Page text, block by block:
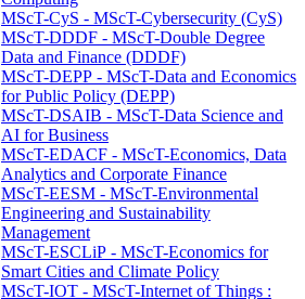
MScT-CyS - MScT-Cybersecurity (CyS)
MScT-DDDF - MScT-Double Degree
Data and Finance (DDDF)
MScT-DEPP - MScT-Data and Economics
for Public Policy (DEPP)
MScT-DSAIB - MScT-Data Science and
AI for Business
MScT-EDACF - MScT-Economics, Data
Analytics and Corporate Finance
MScT-EESM - MScT-Environmental
Engineering and Sustainability
Management
MScT-ESCLiP - MScT-Economics for
Smart Cities and Climate Policy
MScT-IOT - MScT-Internet of Things :